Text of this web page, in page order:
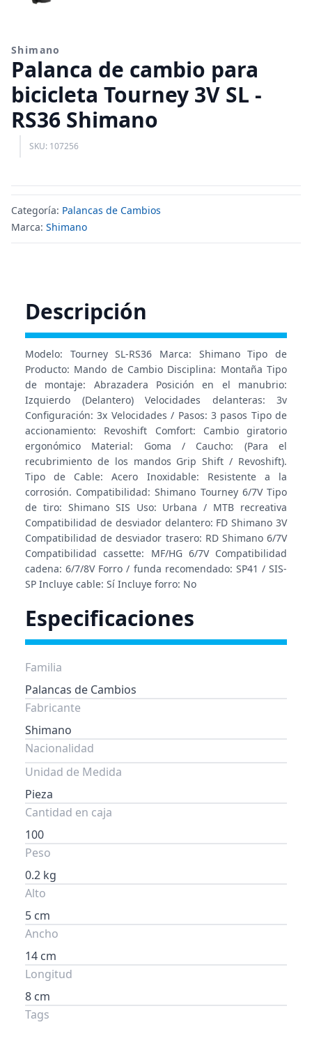
Shimano
Palanca de cambio para
bicicleta Tourney 3V SL -
RS36 Shimano
SKU: 107256
Categoría: Palancas de Cambios
Marca: Shimano
Descripción
Modelo: Tourney SL-RS36 Marca: Shimano Tipo de
Producto: Mando de Cambio Disciplina: Montaña Tipo
de montaje: Abrazadera Posición en el manubrio:
Izquierdo (Delantero) Velocidades delanteras: 3v
Configuración: 3x Velocidades / Pasos: 3 pasos Tipo de
accionamiento: Revoshift Comfort: Cambio giratorio
ergonómico Material: Goma / Caucho: (Para el
recubrimiento de los mandos Grip Shift / Revoshift).
Tipo de Cable: Acero Inoxidable: Resistente a la
corrosión. Compatibilidad: Shimano Tourney 6/7V Tipo
de tiro: Shimano SIS Uso: Urbana / MTB recreativa
Compatibilidad de desviador delantero: FD Shimano 3V
Compatibilidad de desviador trasero: RD Shimano 6/7V
Compatibilidad cassette: MF/HG 6/7V Compatibilidad
cadena: 6/7/8V Forro / funda recomendado: SP41 / SIS-
SP Incluye cable: Sí Incluye forro: No
Especificaciones
Familia
Palancas de Cambios
Fabricante
Shimano
Nacionalidad
Unidad de Medida
Pieza
Cantidad en caja
100
Peso
0.2 kg
Alto
5 cm
Ancho
14 cm
Longitud
8 cm
Tags